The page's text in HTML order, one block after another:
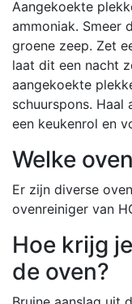
Aangekoekte
ammoniak. Smeer
groene zeep. Zet
laat dit een nacht
aangekoekte
schuurspons. Haal
een keukenrol en
Welke
Er zijn diverse
ovenreiniger van
Hoe krijg
de oven?